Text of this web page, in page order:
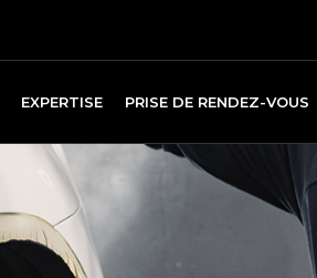
EXPERTISE PRISE DE RENDEZ-VOUS